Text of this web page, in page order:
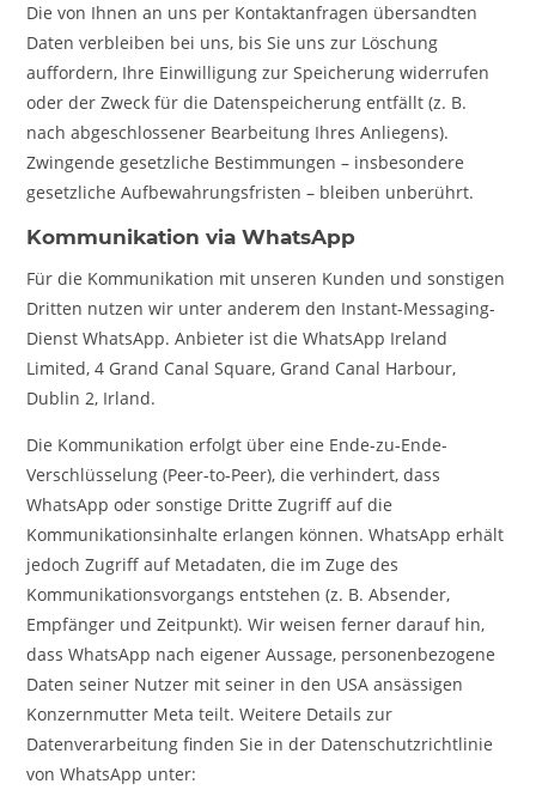
Die von Ihnen an uns per Kontaktanfragen übersandten
Daten verbleiben bei uns, bis Sie uns zur Löschung
auffordern, Ihre Einwilligung zur Speicherung widerrufen
oder der Zweck für die Datenspeicherung entfällt (z. B.
nach abgeschlossener Bearbeitung Ihres Anliegens).
Zwingende gesetzliche Bestimmungen – insbesondere
gesetzliche Aufbewahrungsfristen – bleiben unberührt.
Kommunikation via WhatsApp
Für die Kommunikation mit unseren Kunden und sonstigen
Dritten nutzen wir unter anderem den Instant-Messaging-
Dienst WhatsApp. Anbieter ist die WhatsApp Ireland
Limited, 4 Grand Canal Square, Grand Canal Harbour,
Dublin 2, Irland.
Die Kommunikation erfolgt über eine Ende-zu-Ende-
Verschlüsselung (Peer-to-Peer), die verhindert, dass
WhatsApp oder sonstige Dritte Zugriff auf die
Kommunikationsinhalte erlangen können. WhatsApp erhält
jedoch Zugriff auf Metadaten, die im Zuge des
Kommunikationsvorgangs entstehen (z. B. Absender,
Empfänger und Zeitpunkt). Wir weisen ferner darauf hin,
dass WhatsApp nach eigener Aussage, personenbezogene
Daten seiner Nutzer mit seiner in den USA ansässigen
Konzernmutter Meta teilt. Weitere Details zur
Datenverarbeitung finden Sie in der Datenschutzrichtlinie
von WhatsApp unter: